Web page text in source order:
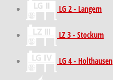
LG 2 - Langern
LZ 3 - Stockum
LG 4 - Holthausen